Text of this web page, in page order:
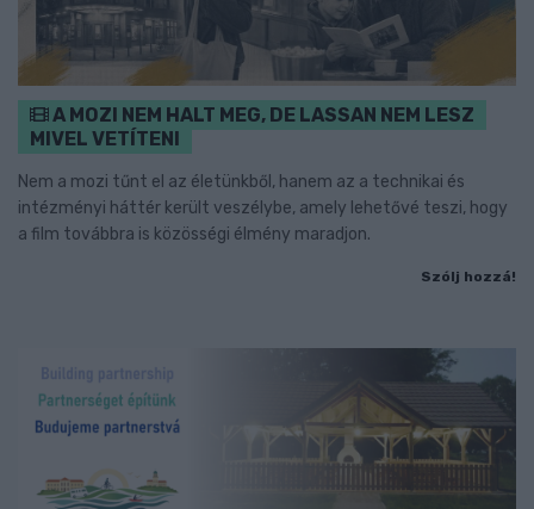
A MOZI NEM HALT MEG, DE LASSAN NEM LESZ
MIVEL VETÍTENI
Nem a mozi tűnt el az életünkből, hanem az a technikai és
intézményi háttér került veszélybe, amely lehetővé teszi, hogy
a film továbbra is közösségi élmény maradjon.
Szólj hozzá!